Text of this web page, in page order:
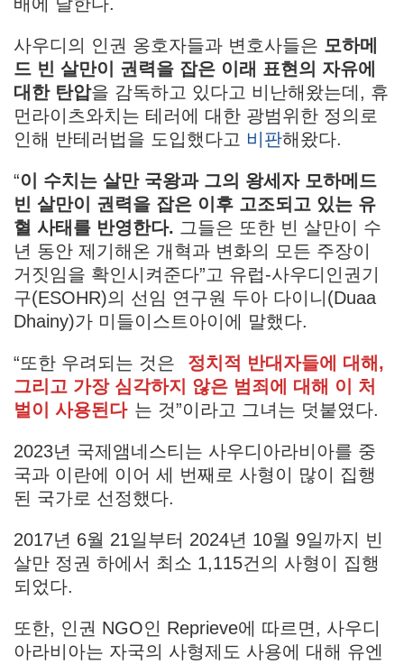
사우디의 인권 옹호자들과 변호사들은 모하메
드 빈 살만이 권력을 잡은 이래 표현의 자유에
대한 탄압을 감독하고 있다고 비난해왔는데, 휴
먼라이츠와치는 테러에 대한 광범위한 정의로
인해 반테러법을 도입했다고 비판해왔다.
“이 수치는 살만 국왕과 그의 왕세자 모하메드
빈 살만이 권력을 잡은 이후 고조되고 있는 유
혈 사태를 반영한다. 그들은 또한 빈 살만이 수
년 동안 제기해온 개혁과 변화의 모든 주장이
거짓임을 확인시켜준다”고 유럽-사우디인권기
구(ESOHR)의 선임 연구원 두아 다이니(Duaa
Dhainy)가 미들이스트아이에 말했다.
“또한 우려되는 것은
정치적 반대자들에 대해,
그리고 가장 심각하지 않은 범죄에 대해 이 처
벌이 사용된다 는 것”이라고 그녀는 덧붙였다.
2023년 국제앰네스티는 사우디아라비아를 중
국과 이란에 이어 세 번째로 사형이 많이 집행
된 국가로 선정했다.
2017년 6월 21일부터 2024년 10월 9일까지 빈
살만 정권 하에서 최소 1,115건의 사형이 집행
되었다.
또한, 인권 NGO인 Reprieve에 따르면, 사우디
아라비아는 자국의 사형제도 사용에 대해 유엔